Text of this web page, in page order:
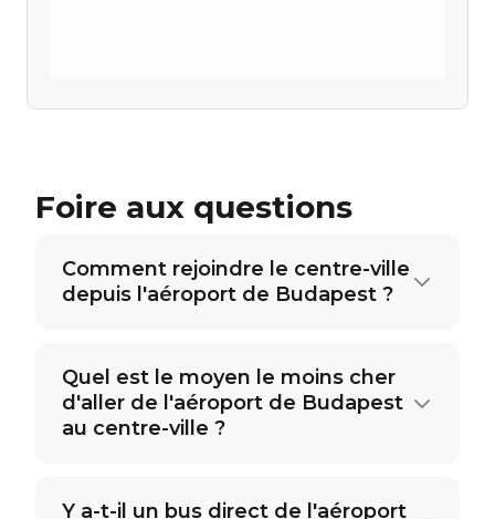
Foire aux questions
Comment rejoindre le centre-ville
depuis l'aéroport de Budapest ?
Quel est le moyen le moins cher
d'aller de l'aéroport de Budapest
au centre-ville ?
Y a-t-il un bus direct de l'aéroport